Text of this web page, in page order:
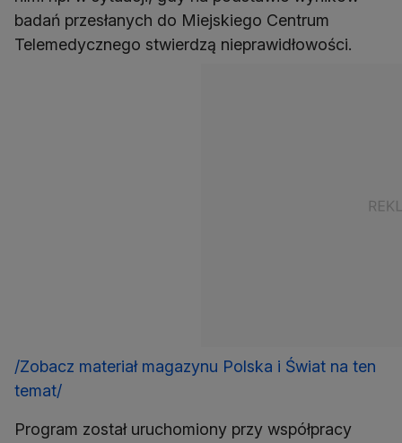
badań przesłanych do Miejskiego Centrum
Telemedycznego stwierdzą nieprawidłowości.
/Zobacz materiał magazynu Polska i Świat na ten
temat/
Program został uruchomiony przy współpracy